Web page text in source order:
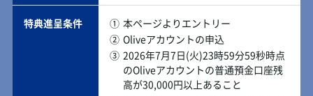
特典進呈条件 ① 本ページよりエントリー
② Oliveアカウントの申込
③ 2026年7月7日(火)23時59分59秒時点
のOliveアカウントの普通預金口座残
高が30,000円以上あること